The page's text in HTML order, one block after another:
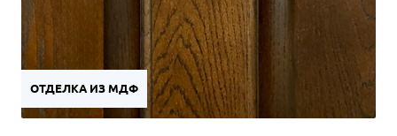
ОТДЕЛКА ИЗ МДФ